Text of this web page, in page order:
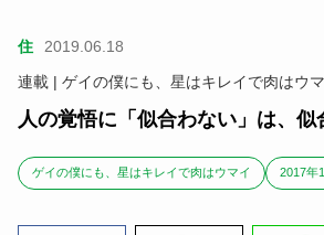
住
2019.06.18
連載 | ゲイの僕にも、星はキレイで肉はウ
人の覚悟に「似合わない」は、似
ゲイの僕にも、星はキレイで肉はウマイ 2017年